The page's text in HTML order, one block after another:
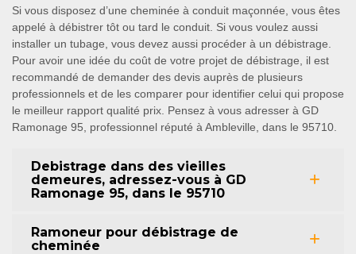
Si vous disposez d’une cheminée à conduit maçonnée, vous êtes
appelé à débistrer tôt ou tard le conduit. Si vous voulez aussi
installer un tubage, vous devez aussi procéder à un débistrage.
Pour avoir une idée du coût de votre projet de débistrage, il est
recommandé de demander des devis auprès de plusieurs
professionnels et de les comparer pour identifier celui qui propose
le meilleur rapport qualité prix. Pensez à vous adresser à GD
Ramonage 95, professionnel réputé à Ambleville, dans le 95710.
Debistrage dans des vieilles
demeures, adressez-vous à GD
Ramonage 95, dans le 95710
Ramoneur pour débistrage de
cheminée